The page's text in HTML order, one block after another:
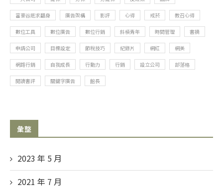
富豪谷底求翻身 廣告架構 影評 心得 戒菸 教召心得
數位工具 數位廣告 數位行銷 斜槓青年 時間管理 書摘
申請公司 目標設定 節稅技巧 紀錄片 網紅 網美
網路行銷 自我成長 行動力 行銷 設立公司 部落格
閱讀書評 關鍵字廣告 館長
彙整
2023 年 5 月
2021 年 7 月